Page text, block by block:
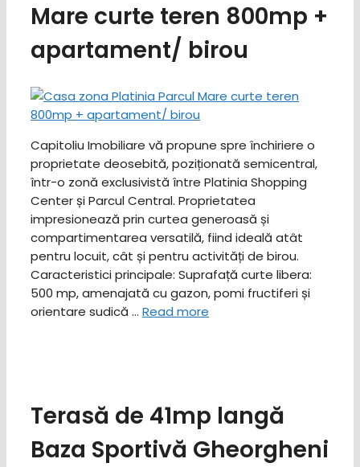
Mare curte teren 800mp +
apartament/ birou
Capitoliu Imobiliare vă propune spre închiriere o
proprietate deosebită, poziționată semicentral,
într-o zonă exclusivistă între Platinia Shopping
Center și Parcul Central. Proprietatea
impresionează prin curtea generoasă și
compartimentarea versatilă, fiind ideală atât
pentru locuit, cât și pentru activități de birou. ​
Caracteristici principale: ​Suprafață curte libera:
500 mp, amenajată cu gazon, pomi fructiferi și
orientare sudică … Read more
Terasă de 41mp langă
Baza Sportivă Gheorgheni